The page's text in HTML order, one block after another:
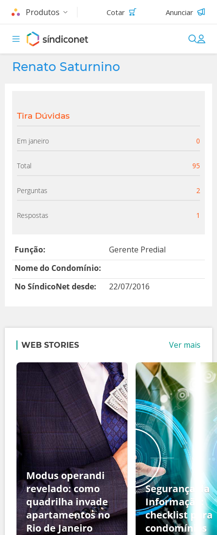
Produtos Cotar Anunciar
Renato Saturnino
Tira Dúvidas
Em janeiro 0
Total 95
Perguntas 2
Respostas 1
Função:
Gerente Predial
Nome do Condomínio:
No SíndicoNet desde:
22/07/2016
WEB STORIES Ver mais
Modus operandi
revelado: como
quadrilha invade
apartamentos no
Rio de Janeiro
Segurança da
Informação:
checklist para
condomínios